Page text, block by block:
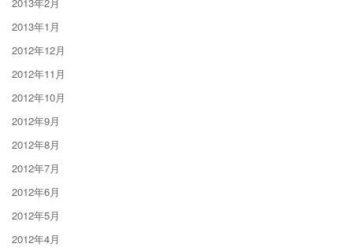
2013年1月
2012年12月
2012年11月
2012年10月
2012年9月
2012年8月
2012年7月
2012年6月
2012年5月
2012年4月